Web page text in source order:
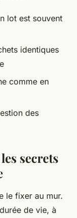
lot est souvent
identiques
comme en
des
secrets
le fixer au mur.
de vie, à